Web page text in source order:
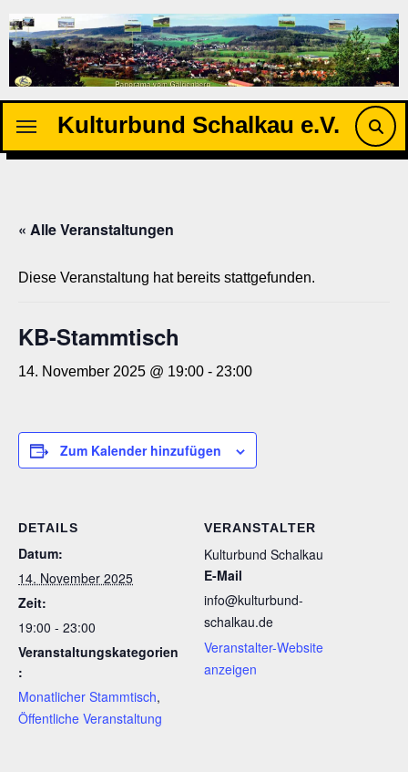
Inhalten
springen
Kulturbund Schalkau e.V.
« Alle Veranstaltungen
Diese Veranstaltung hat bereits stattgefunden.
KB-Stammtisch
14. November 2025 @ 19:00 - 23:00
Zum Kalender hinzufügen
DETAILS
Datum:
14. November 2025
Zeit:
19:00 - 23:00
Veranstaltungskategorien
:
Monatlicher Stammtisch,
Öffentliche Veranstaltung
VERANSTALTER
Kulturbund Schalkau
E-Mail
info@kulturbund-
schalkau.de
Veranstalter-Website
anzeigen